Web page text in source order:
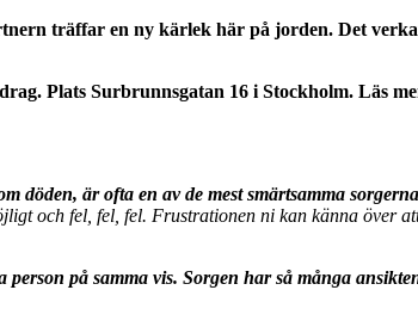
träffar en ny kärlek här på jorden. Det
Plats Surbrunnsgatan 16 i Stockholm. Läs
är ofta en av de mest smärtsamma
och fel, fel, fel. Frustrationen ni kan känna över
på samma vis. Sorgen har så många